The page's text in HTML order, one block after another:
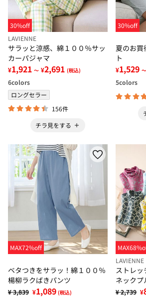
30%off
LAVIENNE
サラッと涼感、綿１００％サッ
カーパジャマ
¥1,921 ～ ¥2,691 (税込)
6colors
ロングセラー
156件
チラ見をする
30%off
夏のお買
ト
¥1,529 ～
5colors
MAX72%off
ベタつきをサラッ！綿１００％
楊柳ラクばきパンツ
¥ 3,839 ¥1,089 (税込)
LAVIENNE
ストレッ
ネックプ
¥ 2,739 ¥